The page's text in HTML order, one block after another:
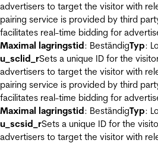
advertisers to target the visitor with
pairing service is provided by third
facilitates real-time bidding for
Maximal lagringstid: BeständigTyp:
u_sclid_rSets a unique ID for the
advertisers to target the visitor with
pairing service is provided by third
facilitates real-time bidding for
Maximal lagringstid: BeständigTyp:
u_scsid_rSets a unique ID for the
advertisers to target the visitor with